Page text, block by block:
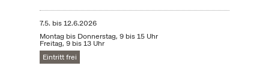
7.5. bis12.6.2026
Montag bis Donnerstag, 9 bis 15 Uhr
Freitag, 9 bis 13 Uhr
Eintritt frei